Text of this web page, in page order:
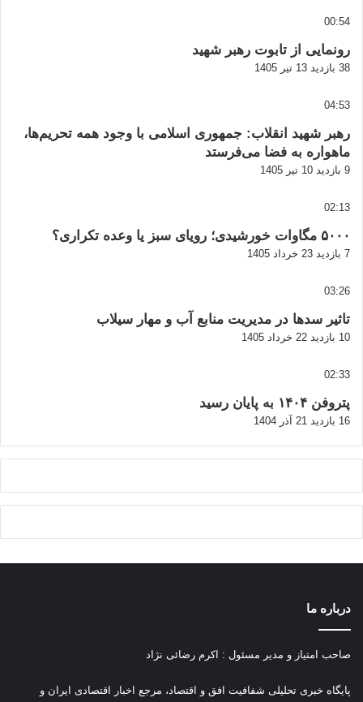
00:54
رونمایی از تابوت رهبر شهید
38 بازدید 13 تیر 1405
04:53
رهبر شهید انقلاب: جمهوری اسلامی با وجود همه تحریم‌ها،
ماهواره به فضا می‌فرستد
9 بازدید 10 تیر 1405
02:13
۵۰۰۰ مگاوات خورشیدی؛ رویای سبز یا وعده تکراری؟
7 بازدید 23 خرداد 1405
03:26
تاثیر سدها در مدیریت منابع آب و مهار سیلاب
10 بازدید 22 خرداد 1405
02:33
پتروفن ۱۴۰۴ به پایان رسید
16 بازدید 21 آذر 1404
درباره ما
صاحب امتیاز و مدیر مسئول : اکرم رضائی نژاد
پایگاه خبری تحلیلی شفافیت افق و اقتصاد، مرجع اخبار اقتصادی ایران و